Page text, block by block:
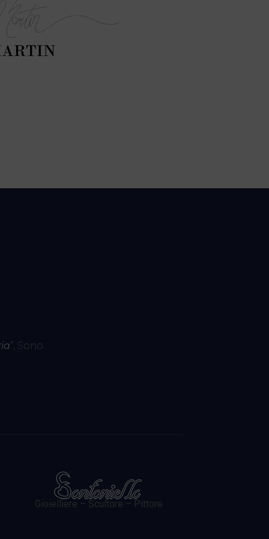
”, Sono
Gioielliere – Scultore – Pittore